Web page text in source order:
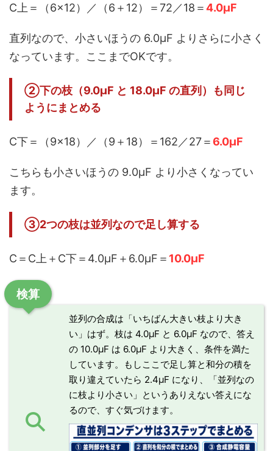
C上＝（6×12）／（6＋12）＝72／18＝4.0μF
直列なので、小さいほうの 6.0μF よりさらに小さく
なっています。ここまでOKです。
②下の枝（9.0μF と 18.0μF の直列）も同じ
ようにまとめる
C下＝（9×18）／（9＋18）＝162／27＝6.0μF
こちらも小さいほうの 9.0μF より小さくなってい
ます。
③2つの枝は並列なので足し算する
C＝C上＋C下＝4.0μF＋6.0μF＝ 10.0μF
検算
並列の合成は「いちばん大きい枝より大き
い」はず。枝は 4.0μF と 6.0μF なので、答え
の 10.0μF は 6.0μF より大きく、条件を満た
しています。もしここで足し算と和分の積を
取り違えていたら 2.4μF になり、「並列なの
に枝より小さい」というありえない答えにな
るので、すぐ気づけます。